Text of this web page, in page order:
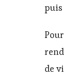
puis
de